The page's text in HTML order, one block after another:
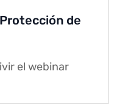
de
el webinar